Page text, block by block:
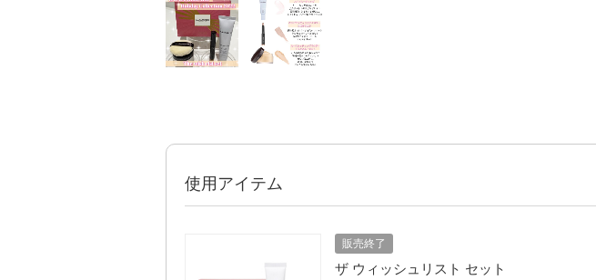
使用アイテム
販売終了
ザ ウィッシュリスト セット